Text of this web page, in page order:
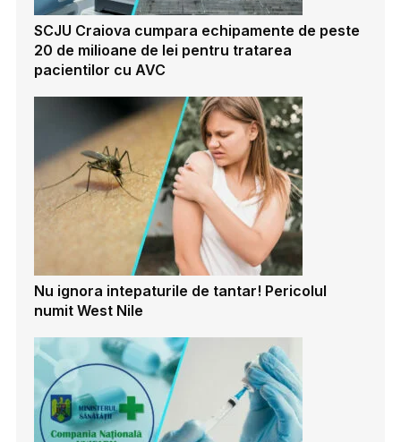
SCJU Craiova cumpara echipamente de peste
20 de milioane de lei pentru tratarea
pacientilor cu AVC
Nu ignora intepaturile de tantar! Pericolul
numit West Nile